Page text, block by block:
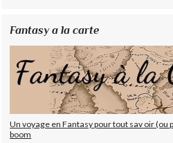
Fantasy a la carte
Un voyage en Fantasy pour tout sav oir (ou
boom